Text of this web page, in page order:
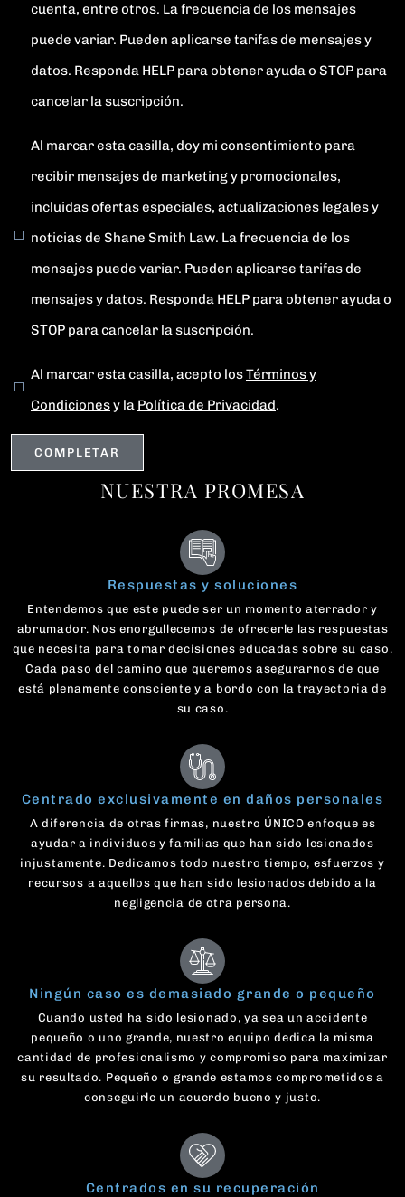
cuenta, entre otros. La frecuencia de los mensajes
puede variar. Pueden aplicarse tarifas de mensajes y
datos. Responda HELP para obtener ayuda o STOP para
cancelar la suscripción.
Al marcar esta casilla, doy mi consentimiento para
recibir mensajes de marketing y promocionales,
incluidas ofertas especiales, actualizaciones legales y
noticias de Shane Smith Law. La frecuencia de los
mensajes puede variar. Pueden aplicarse tarifas de
mensajes y datos. Responda HELP para obtener ayuda o
STOP para cancelar la suscripción.
Al marcar esta casilla, acepto losTérminos y
Condicionesy la Política de Privacidad.
NUESTRA PROMESA
Respuestas y soluciones
Entendemos que este puede ser un momento aterrador y
abrumador. Nos enorgullecemos de ofrecerle las respuestas
que necesita para tomar decisiones educadas sobre su caso.
Cada paso del camino que queremos asegurarnos de que
está plenamente consciente y a bordo con la trayectoria de
su caso.
Centrado exclusivamente en daños personales
A diferencia de otras firmas, nuestro ÚNICO enfoque es
ayudar a individuos y familias que han sido lesionados
injustamente. Dedicamos todo nuestro tiempo, esfuerzos y
recursos a aquellos que han sido lesionados debido a la
negligencia de otra persona.
Ningún caso es demasiado grande o pequeño
Cuando usted ha sido lesionado, ya sea un accidente
pequeño o uno grande, nuestro equipo dedica la misma
cantidad de profesionalismo y compromiso para maximizar
su resultado. Pequeño o grande estamos comprometidos a
conseguirle un acuerdo bueno y justo.
Centrados en su recuperación